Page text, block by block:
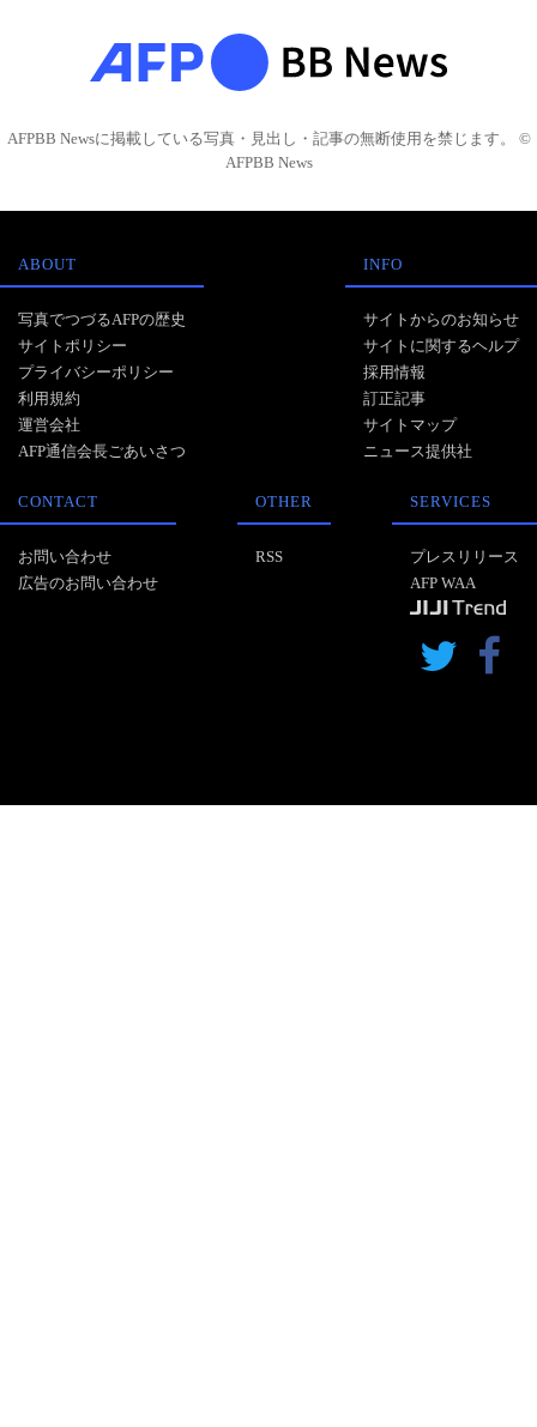
AFPBB Newsに掲載している写真・見出し・記事の無断使用を禁じます。 ©
AFPBB News
ABOUT
写真でつづるAFPの歴史
サイトポリシー
プライバシーポリシー
利用規約
運営会社
AFP通信会長ごあいさつ
INFO
サイトからのお知らせ
サイトに関するヘルプ
採用情報
訂正記事
サイトマップ
ニュース提供社
CONTACT
お問い合わせ
広告のお問い合わせ
OTHER
RSS
SERVICES
プレスリリース
AFP WAA